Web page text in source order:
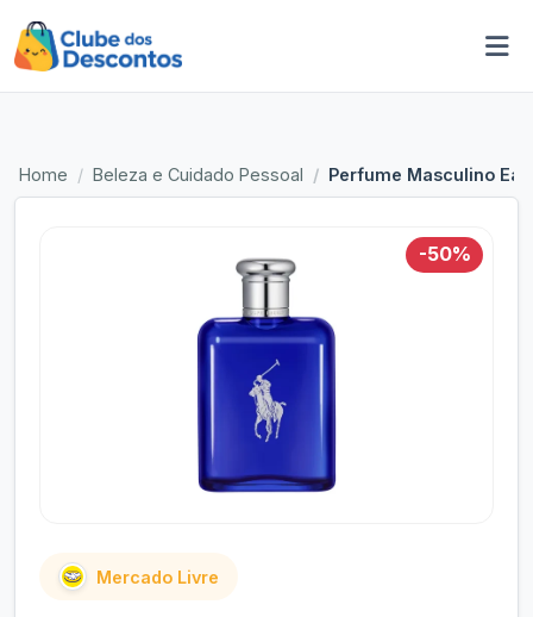
Home Beleza e Cuidado Pessoal Perfume Masculino
-50%
Mercado Livre